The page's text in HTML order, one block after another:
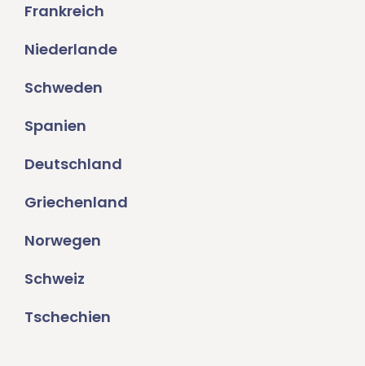
Frankreich
Niederlande
Schweden
Spanien
Deutschland
Griechenland
Norwegen
Schweiz
Tschechien